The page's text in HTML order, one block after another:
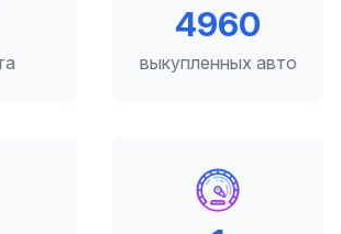
5000
выкупленных авто